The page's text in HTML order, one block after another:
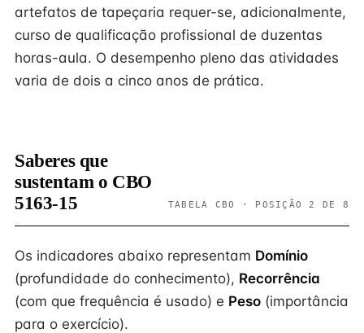
artefatos de tapeçaria requer-se, adicionalmente,
curso de qualificação profissional de duzentas
horas-aula. O desempenho pleno das atividades
varia de dois a cinco anos de prática.
Saberes que
sustentam o CBO
5163-15
TABELA CBO · POSIÇÃO 2 DE 8
Os indicadores abaixo representam Domínio
(profundidade do conhecimento), Recorrência
(com que frequência é usado) e Peso (importância
para o exercício).